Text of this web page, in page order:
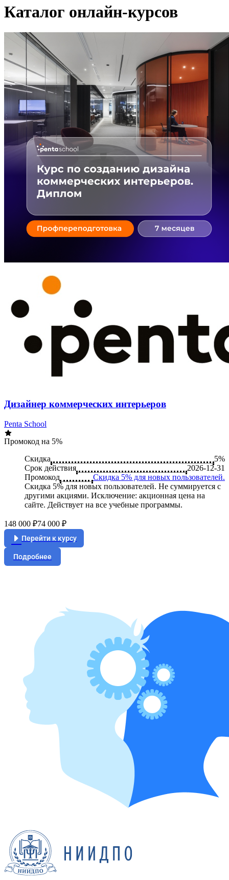
Каталог онлайн-курсов
Дизайнер коммерческих интерьеров
Penta School
Промокод на 5%
Скидка
5%
Срок действия
2026-12-31
Промокод
Скидка 5% для новых пользователей.
Скидка 5% для новых пользователей. Не суммируется c
другими акциями. Исключение: акционная цена на
сайте. Действует на все учебные программы.
148 000 ₽74 000 ₽
Перейти к курсу
Подробнее